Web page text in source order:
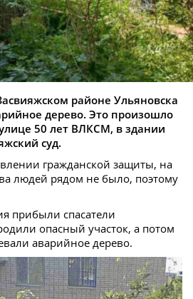
районе Ульяновска
дерево. Это произошло
50 лет ВЛКСМ, в здании
суд.
гражданской защиты, на
людей рядом не было, поэтому
прибыли спасатели
опасный участок, а потом
аварийное дерево.